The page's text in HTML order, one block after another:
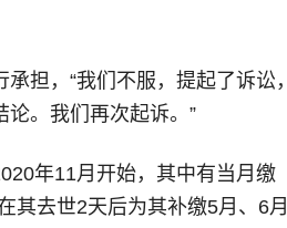
担，“我们不服，提起了诉讼，
。我们再次起诉。”
年11月开始，其中有当月缴
其去世2天后为其补缴5月、6月